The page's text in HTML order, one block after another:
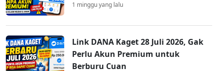
1 minggu yang lalu
Link DANA Kaget 28 Juli 2026, Gak
Perlu Akun Premium untuk
Berburu Cuan